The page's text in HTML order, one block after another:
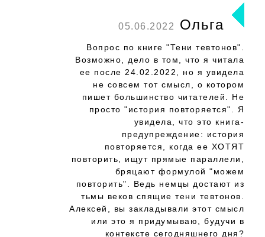
05.06.2022 Ольга
Вопрос по книге "Тени тевтонов".
Возможно, дело в том, что я читала
ее после 24.02.2022, но я увидела
не совсем тот смысл, о котором
пишет большинство читателей. Не
просто "история повторяется". Я
увидела, что это книга-
предупреждение: история
повторяется, когда ее ХОТЯТ
повторить, ищут прямые параллели,
бряцают формулой "можем
повторить". Ведь немцы достают из
тьмы веков спящие тени тевтонов.
Алексей, вы закладывали этот смысл
или это я придумываю, будучи в
контексте сегодняшнего дня?